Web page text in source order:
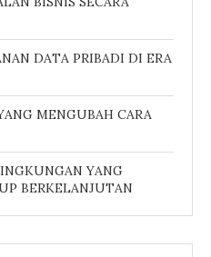
DATA PRIBADI DI ERA
MENGUBAH CARA
YANG
BERKELANJUTAN